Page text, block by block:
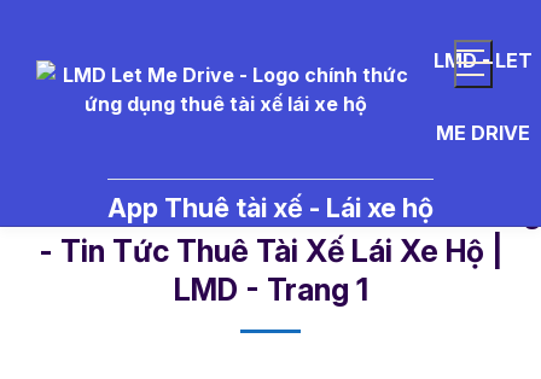
LMD - LET
ME DRIVE
App Thuê tài xế - Lái xe hộ
- Tin Tức Thuê Tài Xế Lái Xe Hộ |
LMD - Trang 1​